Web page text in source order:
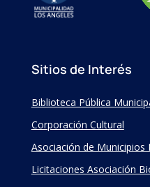
Sitios de Interés
Biblioteca Pública
Corporación Cultural
Asociación de Municipios
Licitaciones Asociación